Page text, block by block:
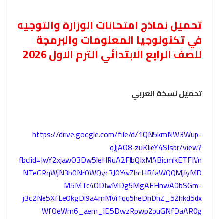
تحميل نماذج امتحانات الوزارة والتوجيه
في تكنولوجيا المعلومات والبرمجة
للصف الرابع الابتدائي الترم الاول 2026
تحميل نسخة العربي
https://drive.google.com/file/d/1QN5kmNW3Wup-
qJjAO8-zuKlieY4SIsbr/view?
fbclid=IwY2xjawO3Dw5leHRuA2FlbQIxMABicmlkETFIVn
NTeGRqWjN3b0NrOWQyc3J0YwZhcHBfaWQQMjIyMD
M5MTc4ODIwMDg5MgABHnwAObSGm-
j3c2Ne5XfLeOkgDl9a4mMVi1qq5heDhDhZ_52hkd5dx
WfOeWm6_aem_lD5DwzRpwp2puGNfDaAR0g